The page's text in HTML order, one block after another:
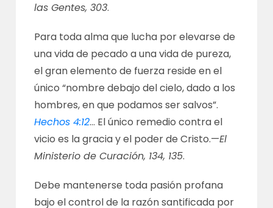
las Gentes, 303.
Para toda alma que lucha por elevarse de
una vida de pecado a una vida de pureza,
el gran elemento de fuerza reside en el
único “nombre debajo del cielo, dado a los
hombres, en que podamos ser salvos”.
Hechos 4:12… El único remedio contra el
vicio es la gracia y el poder de Cristo.—El
Ministerio de Curación, 134, 135.
Debe mantenerse toda pasión profana
bajo el control de la razón santificada por